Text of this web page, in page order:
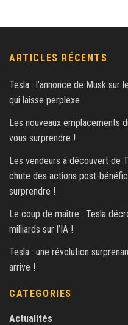
ARTICLES RÉCENTS
Tesla : l’annonce de Musk
qui laisse perplexe
Les nouveaux emplacements
vous surprendre !
Les vendeurs à découvert de
chute des actions post-
surprendre !
Le coup de maître : Tesla
milliards sur l’IA !
Tesla : une révolution
arrive !
CATEGORIES
Actualités